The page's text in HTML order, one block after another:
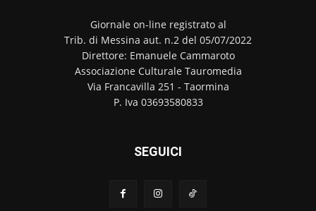
Giornale on-line registrato al
Trib. di Messina aut. n.2 del 05/07/2022
Direttore: Emanuele Cammaroto
Associazione Culturale Tauromedia
Via Francavilla 251 - Taormina
P. Iva 03693580833
SEGUICI